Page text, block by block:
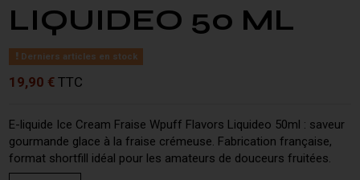
LIQUIDEO 50 ML
Derniers articles en stock
19,90 €TTC
E-liquide Ice Cream Fraise Wpuff Flavors Liquideo 50ml : saveur
gourmande glace à la fraise crémeuse. Fabrication française,
format shortfill idéal pour les amateurs de douceurs fruitées.